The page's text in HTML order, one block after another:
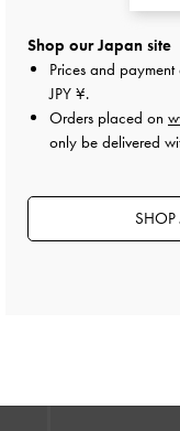
再入荷
ム
¥ 14,900
Shop our Japan site
Prices and
JPY ¥.
Orders placed on
only be delivered
SHOP